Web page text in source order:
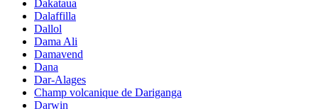
Dakataua
Dalaffilla
Dallol
Dama Ali
Damavend
Dana
Dar-Alages
Champ volcanique de Dariganga
Darwin